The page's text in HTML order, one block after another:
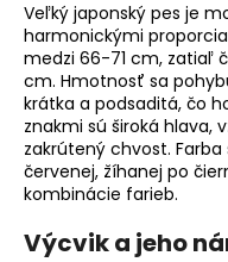
Veľký japonský pes je
harmonickými
medzi 66-71 cm, zatiaľ
cm. Hmotnosť sa
krátka a podsaditá, čo
znakmi sú široká hlava,
zakrútený chvost.
červenej, žíhanej po
kombinácie farieb.
Výcvik a jeho